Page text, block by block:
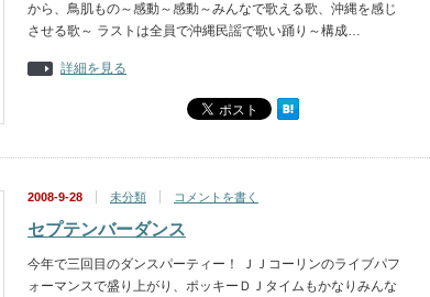
から、鳥肌もの～感動～感動～みんなで歌える歌、沖縄を感じ
させる歌～ ラストは全員で沖縄民謡で歌い踊り～構成…
詳細を見る
2008-9-28 未分類 コメントを書く
セプテンバーダンス
今年で三回目のダンスパーティー！ ＪＪコーリンのライブパフ
ォーマンスで盛り上がり、ポッキーＤＪタイムもかなりみんな